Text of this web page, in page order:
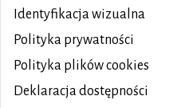
Identyfikacja wizualna
Polityka prywatności
Polityka plikówcookies
Deklaracja dostępności